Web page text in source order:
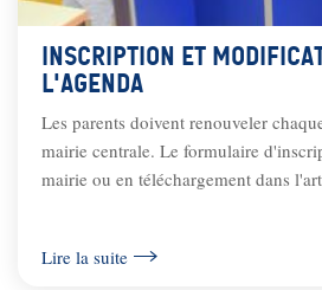
Inscription et
l'agenda
Les parents doivent renouveler
mairie centrale. Le formulaire
mairie ou en téléchargement dans
Lire la suite